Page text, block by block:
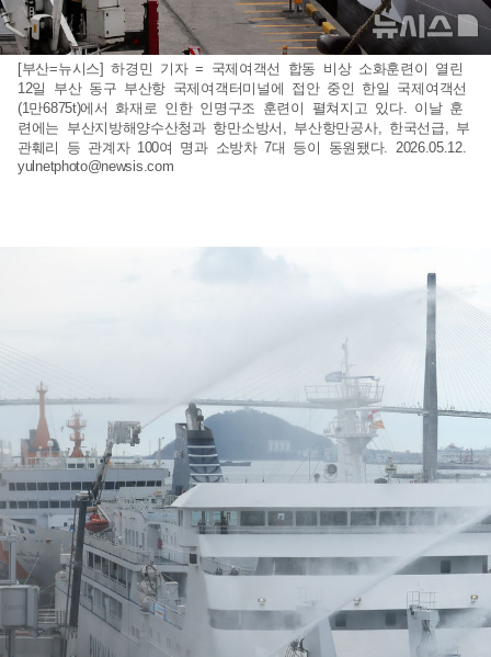
[부산=뉴시스] 하경민 기자 = 국제여객선 합동 비상 소화훈련이 열린
12일 부산 동구 부산항 국제여객터미널에 접안 중인 한일 국제여객선
(1만6875t)에서 화재로 인한 인명구조 훈련이 펼쳐지고 있다. 이날 훈
련에는 부산지방해양수산청과 항만소방서, 부산항만공사, 한국선급, 부
관훼리 등 관계자 100여 명과 소방차 7대 등이 동원됐다. 2026.05.12.
yulnetphoto@newsis.com